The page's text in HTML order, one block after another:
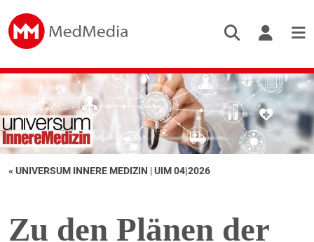
« UNIVERSUM INNERE MEDIZIN |UIM 04|2026
Zu den Plänen der